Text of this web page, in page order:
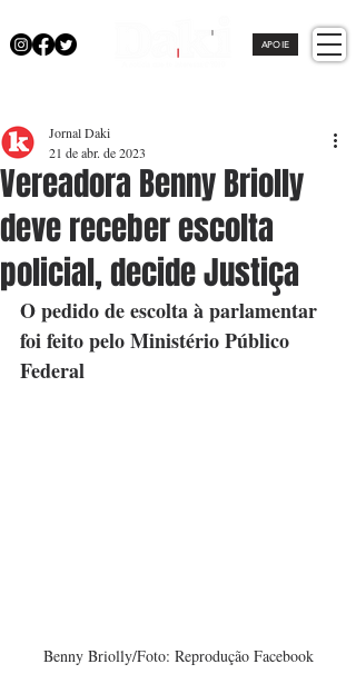
APOIE
Vereadora Benny Briolly
deve receber escolta
policial, decide Justiça
Jornal Daki
21 de abr. de 2023
O pedido de escolta à parlamentar
foi feito pelo Ministério Público
Federal
Benny Briolly/Foto: Reprodução Facebook